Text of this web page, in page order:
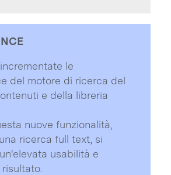
le
del motore di ricerca del
e della libreria
nuove funzionalità,
ricerca full text, si
usabilità e